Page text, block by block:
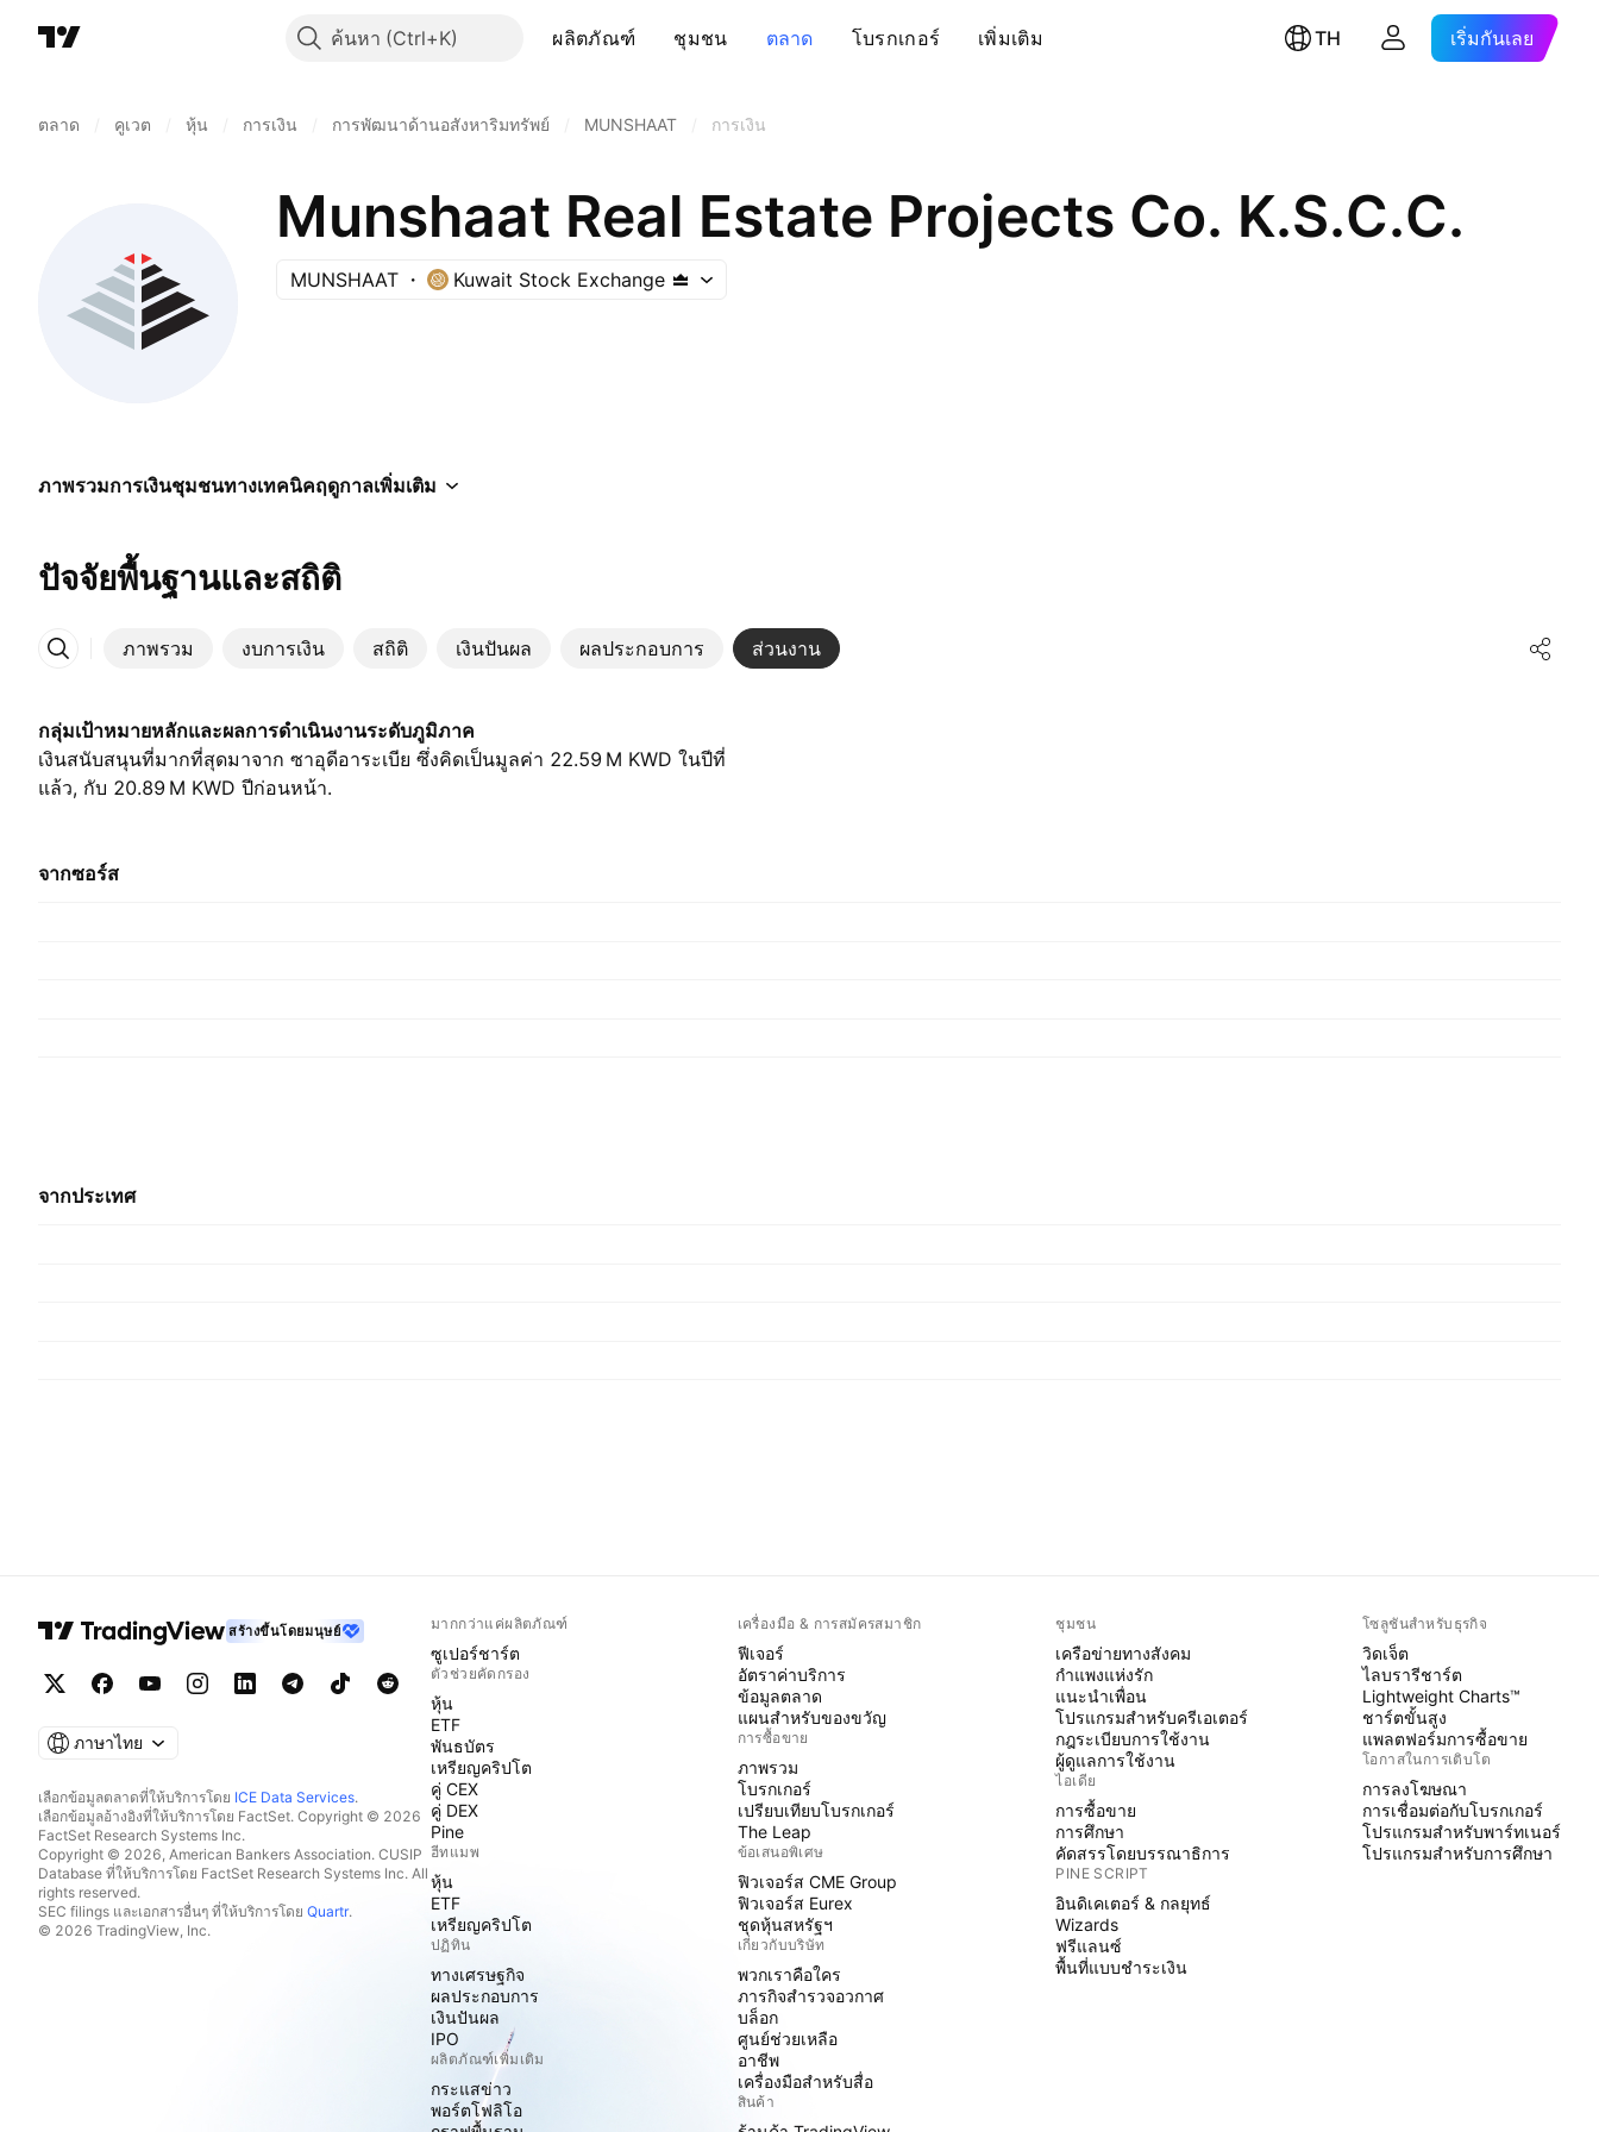
ค้นหา ผลิตภัณฑ์ ชุมชน ตลาด โบรกเกอร์ เพิ่มเติม TH เริ่มกันเลย
ตลาด คูเวต หุ้น การเงิน การพัฒนาด้านอสังหาริมทรัพย์ MUNSHAAT การเงิน
Munshaat Real Estate Projects Co. K.S.C.C.
MUNSHAAT Kuwait Stock Exchange
ภาพรวมการเงินชุมชนทางเทคนิคฤดูกาลเพิ่มเติม
ปัจจัยพื้นฐานและสถิติ
ภาพรวม งบการเงิน สถิติ เงินปันผล ผลประกอบการ ส่วนงาน
เพิ่มเติม
กลุ่มเป้าหมายหลักและผลการดำเนินงานระดับภูมิภาค
เงินสนับสนุนที่มากที่สุดมาจาก ซาอุดีอาระเบีย ซึ่งคิดเป็นมูลค่า ‪22.59 M‬ KWD ในปีที่
แล้ว, กับ ‪20.89 M‬ KWD ปีก่อนหน้า.
จากซอร์ส
จากประเทศ
สร้างขึ้นโดยมนุษย์
ภาษาไทย
เลือกข้อมูลตลาดที่ให้บริการโดย ICE Data Services.
เลือกข้อมูลอ้างอิงที่ให้บริการโดย FactSet. Copyright © 2026
FactSet Research Systems Inc.
Copyright © 2026, American Bankers Association. CUSIP
Database ที่ให้บริการโดย FactSet Research Systems Inc. All
rights reserved.
SEC filings และเอกสารอื่นๆ ที่ให้บริการโดย Quartr.
© 2026 TradingView, Inc.
มากกว่าแค่ผลิตภัณฑ์
ซูเปอร์ชาร์ต
ตัวช่วยคัดกรอง
หุ้น
ETF
พันธบัตร
เหรียญคริปโต
คู่ CEX
คู่ DEX
Pine
ฮีทแมพ
หุ้น
ETF
เหรียญคริปโต
ปฏิทิน
ทางเศรษฐกิจ
ผลประกอบการ
เงินปันผล
IPO
ผลิตภัณฑ์เพิ่มเติม
กระแสข่าว
พอร์ตโฟลิโอ
เครื่องมือ & การสมัครสมาชิก
ฟีเจอร์
อัตราค่าบริการ
ข้อมูลตลาด
แผนสำหรับของขวัญ
การซื้อขาย
ภาพรวม
โบรกเกอร์
เปรียบเทียบโบรกเกอร์
The Leap
ข้อเสนอพิเศษ
ฟิวเจอร์ส CME Group
ฟิวเจอร์ส Eurex
ชุดหุ้นสหรัฐฯ
เกี่ยวกับบริษัท
พวกเราคือใคร
ภารกิจสำรวจอวกาศ
บล็อก
ศูนย์ช่วยเหลือ
อาชีพ
เครื่องมือสำหรับสื่อ
สินค้า
ชุมชน
เครือข่ายทางสังคม
กำแพงแห่งรัก
แนะนำเพื่อน
โปรแกรมสำหรับครีเอเตอร์
กฎระเบียบการใช้งาน
ผู้ดูแลการใช้งาน
ไอเดีย
การซื้อขาย
การศึกษา
คัดสรรโดยบรรณาธิการ
PINE SCRIPT
อินดิเคเตอร์ & กลยุทธ์
Wizards
ฟรีแลนซ์
พื้นที่แบบชำระเงิน
โซลูชันสำหรับธุรกิจ
วิดเจ็ต
ไลบรารีชาร์ต
Lightweight Charts™
ชาร์ตขั้นสูง
แพลตฟอร์มการซื้อขาย
โอกาสในการเติบโต
การลงโฆษณา
การเชื่อมต่อกับโบรกเกอร์
โปรแกรมสำหรับพาร์ทเนอร์
โปรแกรมสำหรับการศึกษา